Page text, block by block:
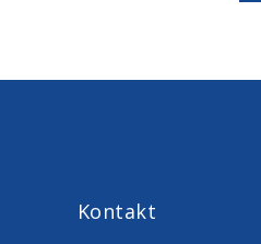
Kontakt